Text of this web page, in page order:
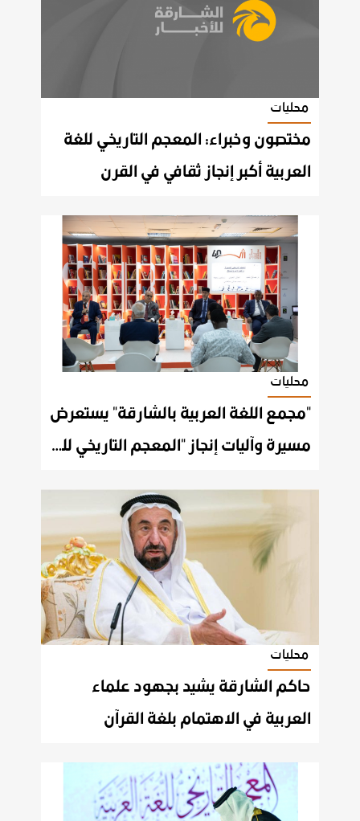
محليات
مختصون وخبراء: المعجم التاريخي للغة
العربية أكبر إنجاز ثقافي في القرن
محليات
"مجمع اللغة العربية بالشارقة" يستعرض
مسيرة وآليات إنجاز "المعجم التاريخي للغة العربية"
محليات
حاكم الشارقة يشيد بجهود علماء
العربية في الاهتمام بلغة القرآن